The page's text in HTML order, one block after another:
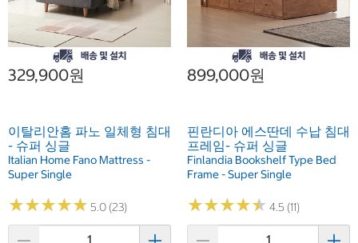
329,900원
이탈리안홈 파노 일체형 침대
- 슈퍼 싱글
Italian Home Fano Mattress -
Super Single
★★★★★
★★★★★ 5.0 (23)
899,000원
핀란디아 에스딴데 수납 침대
프레임- 슈퍼 싱글
Finlandia Bookshelf Type Bed
Frame - Super Single
★★★★★
★★★★★ 4.5 (11)